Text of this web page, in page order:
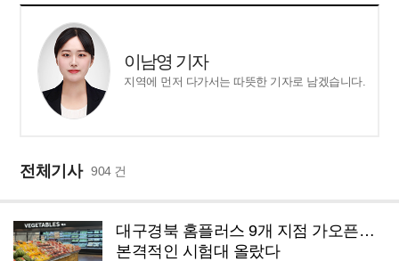
이남영 기자
지역에 먼저 다가서는 따뜻한 기자로 남겠습니다.
전체기사 904 건
대구경북 홈플러스 9개 지점 가오픈…
본격적인 시험대 올랐다